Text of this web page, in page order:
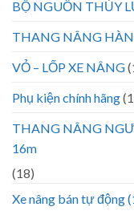
BỘ NGUỒN THỦY
THANG NÂNG
VỎ – LỐP XE NÂNG
Phụ kiện chính hãng
THANG NÂNG
16m
(18)
Xe nâng bán tự động